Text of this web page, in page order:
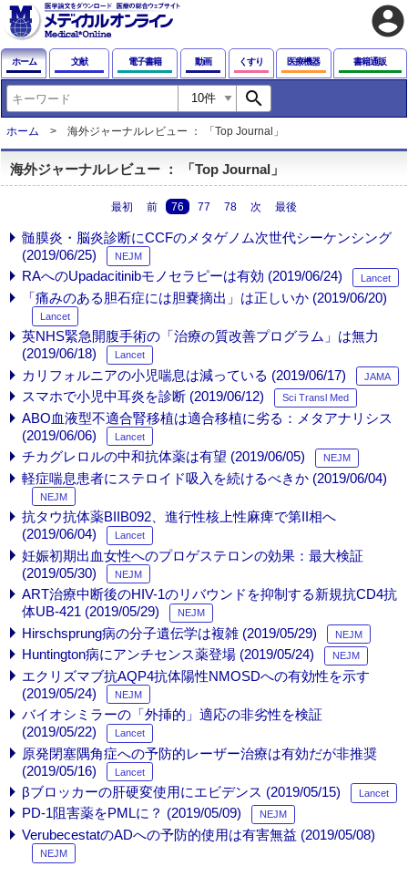
account_circle
ホーム 文献 電子書籍 動画 くすり 医療機器 書籍通販
search
ホーム 海外ジャーナルレビュー ： 「Top Journal」
海外ジャーナルレビュー ： 「Top Journal」
最初 前 76 77 78 次 最後
髄膜炎・脳炎診断にCCFのメタゲノム次世代シーケンシング
(2019/06/25)
NEJM
RAへのUpadacitinibモノセラピーは有効 (2019/06/24) Lancet
「痛みのある胆石症には胆嚢摘出」は正しいか (2019/06/20)
Lancet
英NHS緊急開腹手術の「治療の質改善プログラム」は無力
(2019/06/18)
Lancet
カリフォルニアの小児喘息は減っている (2019/06/17) JAMA
スマホで小児中耳炎を診断 (2019/06/12) Sci Transl Med
ABO血液型不適合腎移植は適合移植に劣る：メタアナリシス
(2019/06/06)
Lancet
チカグレロルの中和抗体薬は有望 (2019/06/05) NEJM
軽症喘息患者にステロイド吸入を続けるべきか (2019/06/04)
NEJM
抗タウ抗体薬BIIB092、進行性核上性麻痺で第II相へ
(2019/06/04)
Lancet
妊娠初期出血女性へのプロゲステロンの効果：最大検証
(2019/05/30)
NEJM
ART治療中断後のHIV-1のリバウンドを抑制する新規抗CD4抗
体UB-421 (2019/05/29)
NEJM
Hirschsprung病の分子遺伝学は複雑 (2019/05/29) NEJM
Huntington病にアンチセンス薬登場 (2019/05/24) NEJM
エクリズマブ抗AQP4抗体陽性NMOSDへの有効性を示す
(2019/05/24)
NEJM
バイオシミラーの「外挿的」適応の非劣性を検証
(2019/05/22)
Lancet
原発閉塞隅角症への予防的レーザー治療は有効だが非推奨
(2019/05/16)
Lancet
βブロッカーの肝硬変使用にエビデンス (2019/05/15) Lancet
PD-1阻害薬をPMLに？ (2019/05/09) NEJM
VerubecestatのADへの予防的使用は有害無益 (2019/05/08)
NEJM